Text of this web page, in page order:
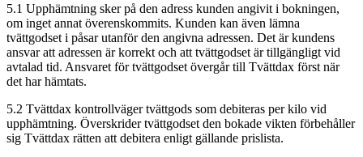
5.1 Upphämtning sker på den adress kunden angivit i bokningen,
om inget annat överenskommits. Kunden kan även lämna
tvättgodset i påsar utanför den angivna adressen. Det är kundens
ansvar att adressen är korrekt och att tvättgodset är tillgängligt vid
avtalad tid. Ansvaret för tvättgodset övergår till Tvättdax först när
det har hämtats.
5.2 Tvättdax kontrollväger tvättgods som debiteras per kilo vid
upphämtning. Överskrider tvättgodset den bokade vikten förbehåller
sig Tvättdax rätten att debitera enligt gällande prislista.